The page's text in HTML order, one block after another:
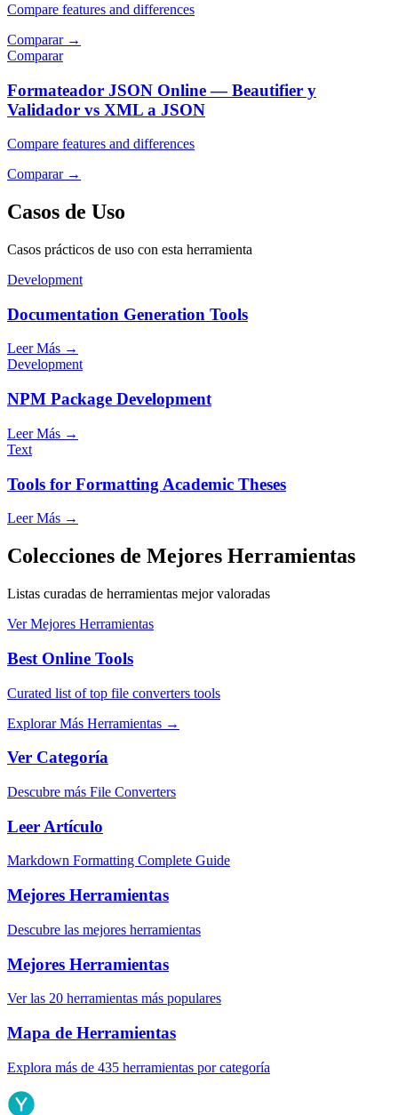
Compare features and differences
Comparar→
Comparar
Formateador JSON Online — Beautifier y
Validador vs XML a JSON
Compare features and differences
Comparar→
Casos de Uso
Casos prácticos de uso con esta herramienta
Development
Documentation Generation Tools
Leer Más →
Development
NPM Package Development
Leer Más →
Text
Tools for Formatting Academic Theses
Leer Más →
Colecciones de Mejores Herramientas
Listas curadas de herramientas mejor valoradas
Ver Mejores Herramientas
Best Online Tools
Curated list of top file converters tools
Explorar Más Herramientas →
Ver Categoría
Descubre más File Converters
Leer Artículo
Markdown Formatting Complete Guide
Mejores Herramientas
Descubre las mejores herramientas
Mejores Herramientas
Ver las 20 herramientas más populares
Mapa de Herramientas
Explora más de 435 herramientas por categoría